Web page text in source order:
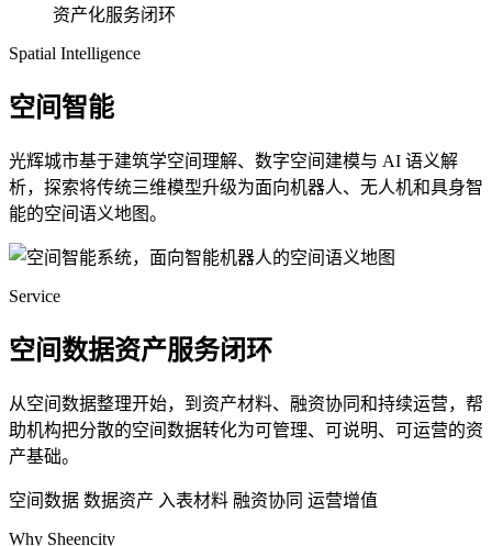
资产化服务闭环
Spatial Intelligence
空间智能
光辉城市基于建筑学空间理解、数字空间建模与 AI 语义解
析，探索将传统三维模型升级为面向机器人、无人机和具身智
能的空间语义地图。
Service
空间数据资产服务闭环
从空间数据整理开始，到资产材料、融资协同和持续运营，帮
助机构把分散的空间数据转化为可管理、可说明、可运营的资
产基础。
空间数据 数据资产 入表材料 融资协同 运营增值
Why Sheencity